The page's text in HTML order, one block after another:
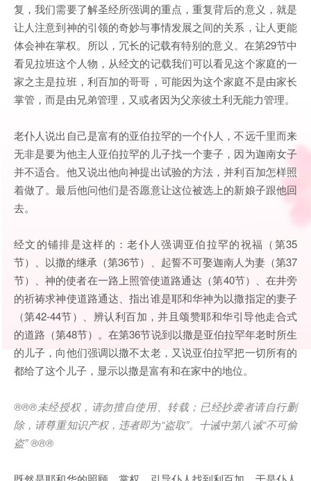
复，我们需要了解圣经所强调的重点，重复背后的意义，就是
让人注意到神的引领的奇妙与事情发展之间的关系，让人更能
体会神在掌权。所以，冗长的记载有特别的意义。在第29节中
看见拉班这个人物，从经文的记载我们可以看见这个家庭的一
家之主是拉班，利百加的哥哥，可能因为这个家庭不是由家长
掌管，而是由兄弟管理，又或者因为父亲彼土利无能力管理。
老仆人说出自己是富有的亚伯拉罕的一个仆人，不远千里而来
无非是要为他主人亚伯拉罕的儿子找一个妻子，因为迦南女子
并不适合。他又说出他向神提出试验的方法，并利百加怎样照
着做了。最后他问他们是否愿意让这位被选上的新娘子跟他回
去。
经文的铺排是这样的：老仆人强调亚伯拉罕的祝福（第35
节）、以撒的继承（第36节）、起誓不可娶迦南人为妻（第37
节）、神的使者在一路上照管使道路通达（第40节）、在井旁
的祈祷求神使道路通达、指出谁是耶和华神为以撒指定的妻子
（第42-44节）、辨认利百加，并且颂赞耶和华引导他走合式
的道路（第48节）。在第36节说到以撒是亚伯拉罕年老时所生
的儿子，向他们强调以撒不太老，又说亚伯拉罕把一切所有的
都给了这个儿子，显示以撒是富有和在家中的地位。
®®®未经授权，请勿擅自使用、转载；已经抄袭者请自行删
除，请尊重知识产权，违者即为“盗取”。十诫中第八诫“不可偷
盗” ®®®